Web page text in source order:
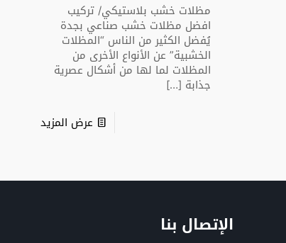
مظلات خشب بلاستيكي/ تركيب
افضل مظلات خشب صناعي بجدة
يُفضل الكثير من الناس “المظلات
الخشبية” عن الأنواع الأخرى من
المظلات لما لها من أشكال عصرية
جذابة […]
عرض المزيد
الإتصال بنا